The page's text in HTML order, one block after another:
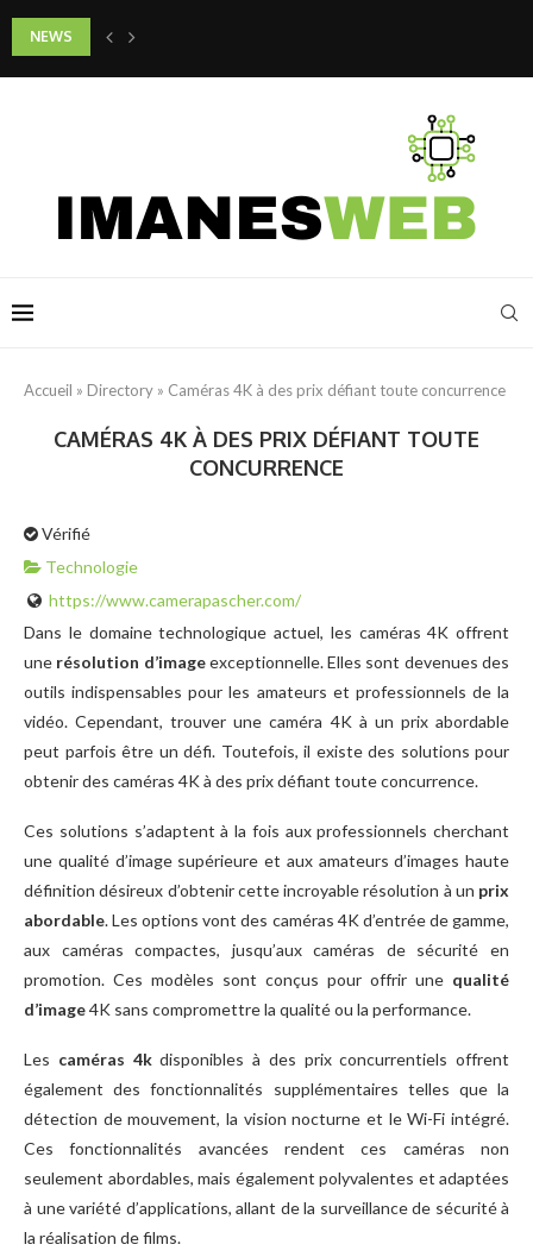
NEWS
Quels gestes adopter pour préserver la jeunesse de son cou et de son
Accueil » Directory » Caméras 4K à des prix défiant toute concurrence
CAMÉRAS 4K À DES PRIX DÉFIANT TOUTE
CONCURRENCE
Vérifié
Technologie
https://www.camerapascher.com/
Dans le domaine technologique actuel, les caméras 4K offrent
une résolution d’imageexceptionnelle. Elles sont devenues des
outils indispensables pour les amateurs et professionnels de la
vidéo. Cependant, trouver une caméra 4K à un prix abordable
peut parfois être un défi. Toutefois, il existe des solutions pour
obtenir des caméras 4K à des prix défiant toute concurrence.
Ces solutions s’adaptent à la fois aux professionnels cherchant
une qualité d’image supérieure et aux amateurs d’images haute
définition désireux d’obtenir cette incroyable résolution à un prix
abordable. Les options vont des caméras 4K d’entrée de gamme,
aux caméras compactes, jusqu’aux caméras de sécurité en
promotion. Ces modèles sont conçus pour offrir une qualité
d’image4K sans compromettre la qualité ou la performance.
Les caméras 4kdisponibles à des prix concurrentiels offrent
également des fonctionnalités supplémentaires telles que la
détection de mouvement, la vision nocturne et le Wi-Fi intégré.
Ces fonctionnalités avancées rendent ces caméras non
seulement abordables, mais également polyvalentes et adaptées
à une variété d’applications, allant de la surveillance de sécurité à
la réalisation de films.